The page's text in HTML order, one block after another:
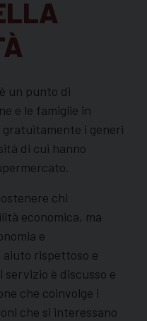
un punto di
e le famiglie in
i generi
di cui hanno
chi
economica, ma
e
rispettoso e
servizio è discusso e
che coinvolge i
che si interessano